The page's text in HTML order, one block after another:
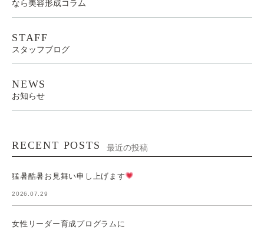
なら美容形成コラム
STAFF
スタッフブログ
NEWS
お知らせ
RECENT POSTS 最近の投稿
猛暑酷暑お見舞い申し上げます
2026.07.29
女性リーダー育成プログラムに